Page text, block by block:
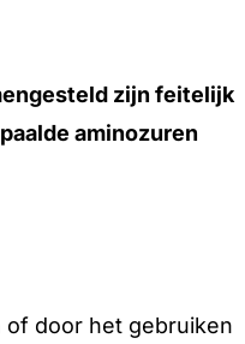
zijn feitelijk
aminozuren
of door het gebruiken